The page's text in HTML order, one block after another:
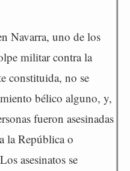
Navarra, uno de los
militar contra la
constituida, no se
bélico alguno, y,
fueron asesinadas
la República o
asesinatos se